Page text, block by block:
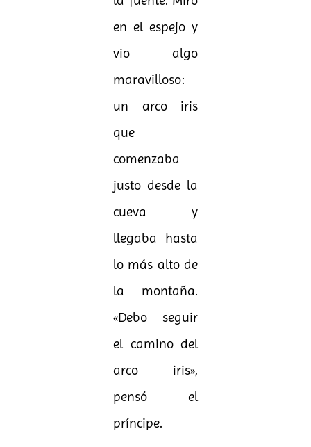
en el espejo y
vio algo
maravilloso:
un arco iris
que
comenzaba
justo desde la
cueva y
llegaba hasta
lo más alto de
la montaña.
«Debo seguir
el camino del
arco iris»,
pensó el
príncipe.